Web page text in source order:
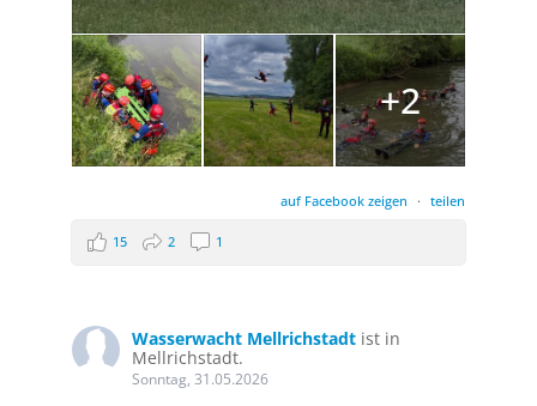
+2
auf Facebook zeigen · teilen
15 2 1
Wasserwacht Mellrichstadt ist in
Mellrichstadt.
Sonntag, 31.05.2026